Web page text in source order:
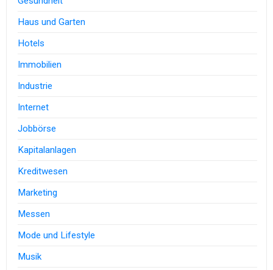
Haus und Garten
Hotels
Immobilien
Industrie
Internet
Jobbörse
Kapitalanlagen
Kreditwesen
Marketing
Messen
Mode und Lifestyle
Musik